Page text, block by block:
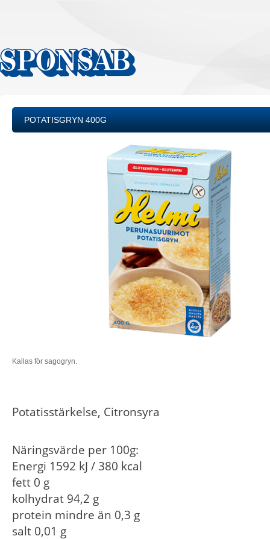
POTATISGRYN 400G
Kallas för sagogryn.
Potatisstärkelse, Citronsyra
Näringsvärde per 100g:
Energi 1592 kJ / 380 kcal
fett 0 g
kolhydrat 94,2 g
protein mindre än 0,3 g
salt 0,01 g